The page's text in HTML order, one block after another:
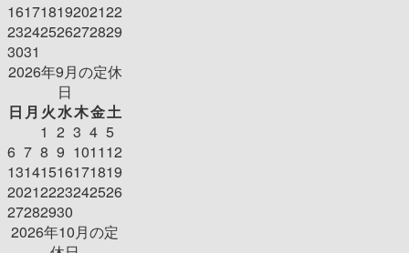
16171819202122
23242526272829
3031
2026年9月の定休
日
日 月 火水木金土
1 2 3 4 5
6 7 8 9 101112
13141516171819
20212223242526
27282930
2026年10月の定